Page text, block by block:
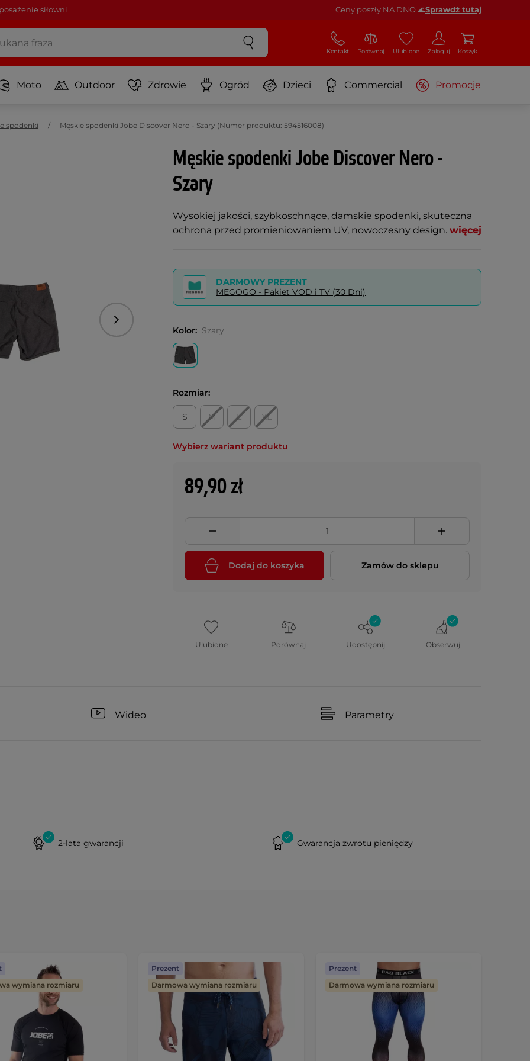
siłowni Ceny poszły NA DNO 🌊Sprawdź tutaj
Kontakt Porównaj Ulubione Zaloguj Koszyk
Moto Outdoor Zdrowie Ogród Dzieci Commercial Promocje
spodenki Męskie spodenki Jobe Discover Nero - Szary (Numer produktu: 594516008)
Męskie spodenki Jobe Discover Nero -
Szary
Wysokiej jakości, szybkoschnące, damskie spodenki, skuteczna
ochrona przed promieniowaniem UV, nowoczesny design. więcej
Następny
DARMOWY PREZENT
MEGOGO - Pakiet VOD i TV (30 Dni)
Kolor: Szary
Rozmiar:
S M L XL
Wybierz wariant produktu
89,90 zł
Dodaj do koszyka Zamów do sklepu
Ulubione Porównaj Udostępnij Obserwuj
Wideo Parametry
2-lata gwarancji Gwarancja zwrotu pieniędzy
wymiana rozmiaru
Prezent
Darmowa wymiana rozmiaru
Prezent
Darmowa wymiana rozmiaru